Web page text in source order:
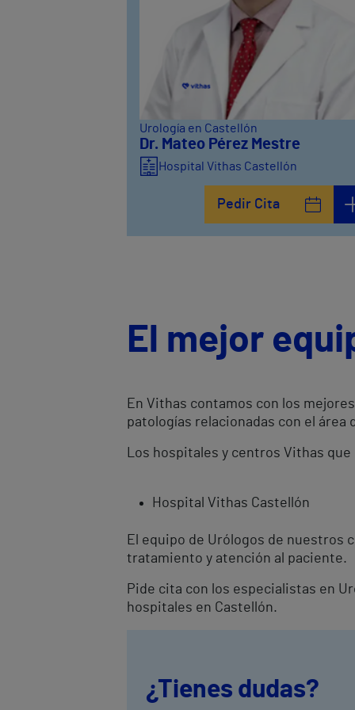
Urología en Castellón
Dr. Mateo Pérez Mestre
Hospital Vithas Castellón
Pedir Cita
El mejor
En Vithas contamos con los
patologías relacionadas con el área
Los hospitales y centros Vithas
Hospital Vithas Castellón
El equipo de Urólogos de nuestros
tratamiento y atención al paciente.
Pide cita con los especialistas en
hospitales en Castellón.
¿Tienes dudas?